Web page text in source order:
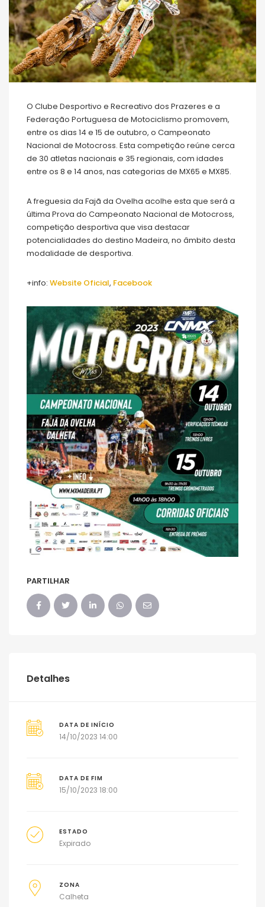
O Clube Desportivo e Recreativo dos Prazeres e a
Federação Portuguesa de Motociclismo promovem,
entre os dias 14 e 15 de outubro, o Campeonato
Nacional de Motocross. Esta competição reúne cerca
de 30 atletas nacionais e 35 regionais, com idades
entre os 8 e 14 anos, nas categorias de MX65 e MX85.
A freguesia da Fajã da Ovelha acolhe esta que será a
última Prova do Campeonato Nacional de Motocross,
competição desportiva que visa destacar
potencialidades do destino Madeira, no âmbito desta
modalidade de desportiva.
+info: Website Oficial, Facebook
PARTILHAR
Detalhes
DATA DE INÍCIO
14/10/2023 14:00
DATA DE FIM
15/10/2023 18:00
ESTADO
Expirado
ZONA
Calheta